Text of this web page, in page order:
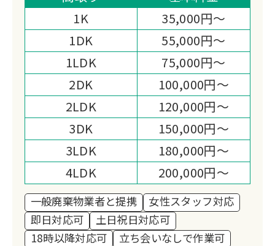
無料・即日現金払いの高価買取力と、お
焚き上げ・遺品供養まで担う体制が選ば
れる理由です。
1K
35,000円～
1DK
55,000円～
1LDK
75,000円～
2DK
100,000円～
2LDK
120,000円～
3DK
150,000円～
3LDK
180,000円～
4LDK
200,000円～
一般廃棄物業者と提携
女性スタッフ対応
即日対応可
土日祝日対応可
18時以降対応可
立ち会いなしで作業可